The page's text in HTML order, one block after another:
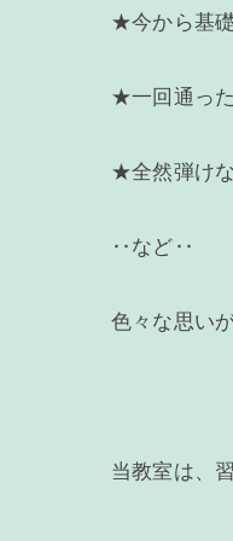
★今から基
★一回通っ
★全然弾け
‥など‥
色々な思い
当教室は、